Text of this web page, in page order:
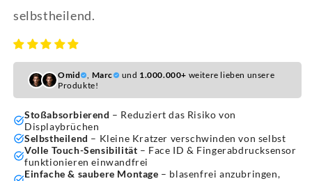
selbstheilend.
Omid , Marc und 1.000.000+ weitere lieben unsere
Produkte!
Stoßabsorbierend – Reduziert das Risiko von
Displaybrüchen
Selbstheilend – Kleine Kratzer verschwinden von selbst
Volle Touch-Sensibilität – Face ID & Fingerabdrucksensor
funktionieren einwandfrei
Einfache & saubere Montage – blasenfrei anzubringen,